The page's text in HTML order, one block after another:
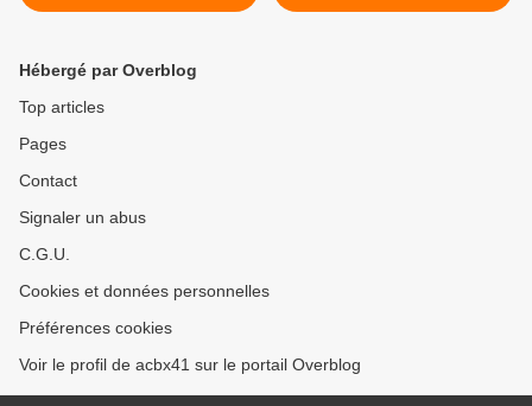
Latour
reliefs >
Hébergé par Overblog
Top articles
Pages
Contact
Signaler un abus
C.G.U.
Cookies et données personnelles
Préférences cookies
Voir le profil de acbx41 sur le portail Overblog